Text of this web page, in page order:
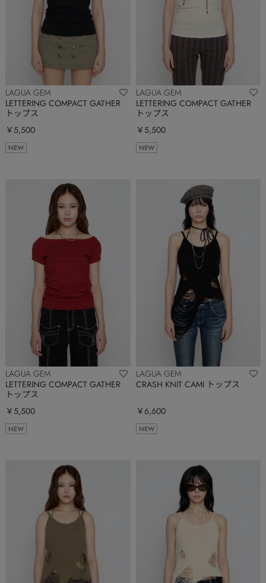
LAGUA GEM
LETTERING COMPACT GATHER
トップス
￥5,500
NEW
LAGUA GEM
LETTERING COMPACT GATHER
トップス
￥5,500
NEW
LAGUA GEM
LETTERING COMPACT GATHER
トップス
￥5,500
NEW
LAGUA GEM
CRASH KNIT CAMI トップス
￥6,600
NEW